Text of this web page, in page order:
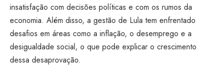
insatisfação com decisões políticas e com os rumos da
economia. Além disso, a gestão de Lula tem enfrentado
desafios em áreas como a inflação, o desemprego e a
desigualdade social, o que pode explicar o crescimento
dessa desaprovação.